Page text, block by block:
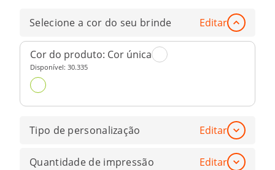
Selecione a cor do seu brinde Editar
Cor do produto: Cor única
Disponível: 30.335
Tipo de personalização Editar
Quantidade de impressão Editar